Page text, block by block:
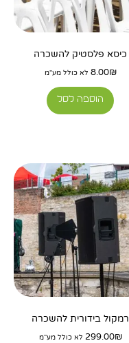
כיסא פלסטיק להשכרה
8.00₪ לא כולל מע"מ
הוספה לסל
רמקול בידורית להשכרה
299.00₪ לא כולל מע"מ